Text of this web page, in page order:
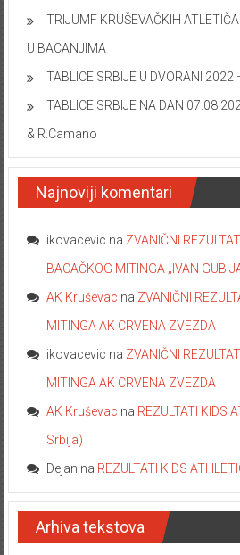
TRIJUMF KRUŠEVAČKIH
U BACANJIMA
TABLICE SRBIJE U DVORANI 2022
TABLICE SRBIJE NA DAN
& R.Camano
Najnoviji komentari
ikovacevic na ZVANIČNI
BACAČKOG MITINGA „IVAN
AK Kruševac na ZVANIČNI
MITINGA AK CRVENA ZVEZDA
ikovacevic na ZVANIČNI
MITINGA AK CRVENA ZVEZDA
AK Kruševac na REZULTATI KIDS
Srbija)
Dejan na REZULTATI KIDS
Arhiva tekstova